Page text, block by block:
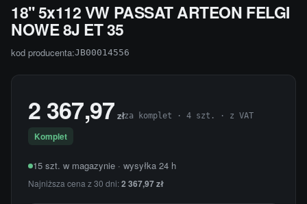
18'' 5x112 VW PASSAT ARTEON FELGI
NOWE 8J ET 35
kod producenta:JB00014556
2 367,97 złza komplet · 4 szt. · z VAT
Komplet
15 szt. w magazynie · wysyłka 24 h
Najniższa cena z 30 dni:2 367,97 zł